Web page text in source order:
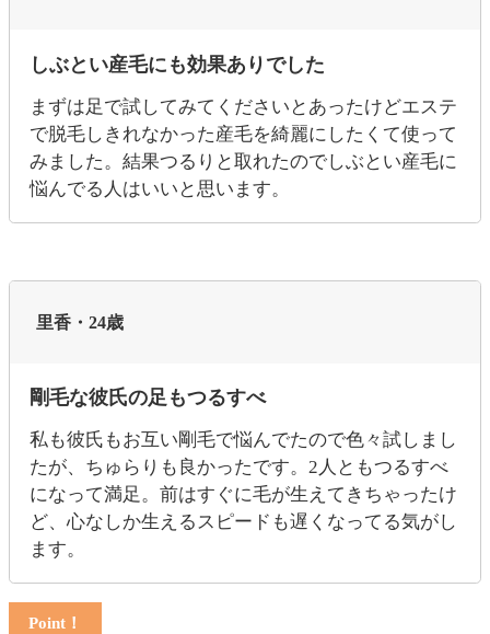
しぶとい産毛にも効果ありでした
まずは足で試してみてくださいとあったけどエステ
で脱毛しきれなかった産毛を綺麗にしたくて使って
みました。結果つるりと取れたのでしぶとい産毛に
悩んでる人はいいと思います。
里香・24歳
剛毛な彼氏の足もつるすべ
私も彼氏もお互い剛毛で悩んでたので色々試しまし
たが、ちゅらりも良かったです。2人ともつるすべ
になって満足。前はすぐに毛が生えてきちゃったけ
ど、心なしか生えるスピードも遅くなってる気がし
ます。